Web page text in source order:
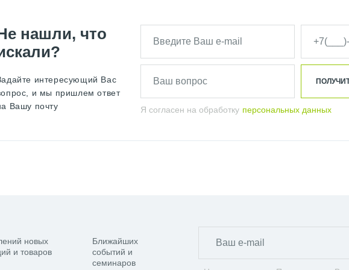
СУНЕРЖА ЧЕРНЫЙ
С ПОЛКОЙ СУНЕРЖА
СУНЕРЖА
нашли, что
интересующий Вас
и мы пришлем ответ
Вашу почту
Я согласен на обработку персональных данных
новых
и товаров
Ближайших
событий и
семинаров